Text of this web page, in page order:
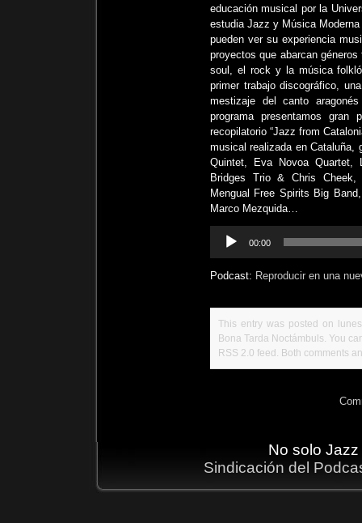
educación musical por la
estudia Jazz y Música
pueden ver su experiencia
proyectos que abarcan
soul, el rock y la música
primer trabajo discográfico,
mestizaje del canto
programa presentamos
recopilatorio “Jazz from
musical realizada en Cataluña,
Quintet, Eva Novoa
Bridges Trio & Chris
Mengual Free Spirits Big
Marco Mezquida…
Reproductor
00:00
Podcast: Reproducir en una
This entry was posted on
Bona Tarda Noctámbuls. You
RSS 2.0 feed. Both comments
No solo
Sindicación del